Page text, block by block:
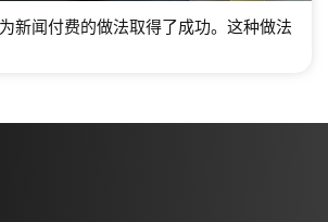
新闻付费的做法取得了成功。这种做法